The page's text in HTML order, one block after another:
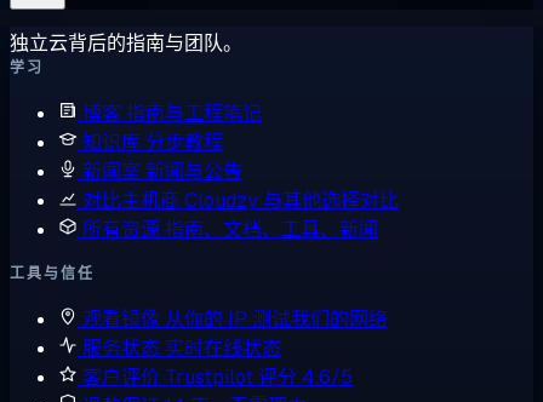
独立云背后的指南与团队。
学习
博客指南与工程笔记
知识库 分步教程
新闻室 新闻与公告
对比主机商 Cloudzy 与其他选择对比
所有资源指南、文档、工具、新闻
工具与信任
观看镜像 从你的 IP 测试我们的网络
服务状态 实时在线状态
客户评价 Trustpilot 评分 4.6/5